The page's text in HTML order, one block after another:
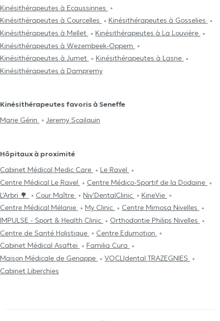
Kinésithérapeutes à Ecaussinnes
Kinésithérapeutes à Courcelles
Kinésithérapeutes à Gosselies
Kinésithérapeutes à Mellet
Kinésithérapeutes à La Louvière
Kinésithérapeutes à Wezembeek-Oppem
Kinésithérapeutes à Jumet
Kinésithérapeutes à Lasne
Kinésithérapeutes à Dampremy
Kinésithérapeutes favoris à Seneffe
Marie Gérin
Jeremy Scailquin
Hôpitaux à proximité
Cabinet Médical Medic Care
Le Ravel
Centre Médical Le Ravel
Centre Médico-Sportif de la Dodaine
L'Arbri 🌳
Cour Maître Niv'DentalClinic
KineVie
Centre Médical Mélanie
My Clinic
Centre Mimosa Nivelles
IMPULSE - Sport & Health Clinic
Orthodontie Philips Nivelles
Centre de Santé Holistique
Centre Edumotion
Cabinet Médical Asaftei
Familia Cura
Maison Médicale de Genappe
VOCLIdental TRAZEGNIES
Cabinet Liberchies